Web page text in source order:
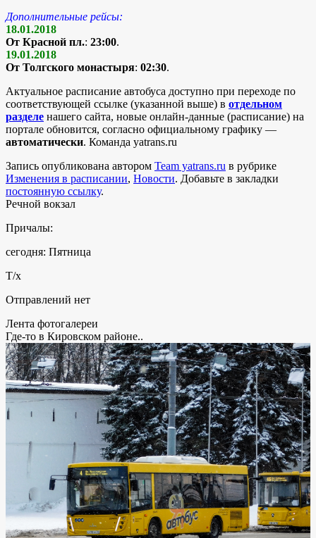
Дополнительные рейсы:
18.01.2018
От Красной пл.: 23:00.
19.01.2018
От Толгского монастыря: 02:30.
Актуальное расписание автобуса доступно при переходе по
соответствующей ссылке (указанной выше) в отдельном
разделе нашего сайта, новые онлайн-данные (расписание) на
портале обновится, согласно официальному графику —
автоматически. Команда yatrans.ru
Запись опубликована автором Team yatrans.ru в рубрике
Изменения в расписании, Новости. Добавьте в закладки
постоянную ссылку.
Речной вокзал
Причалы:
сегодня: Пятница
Т/х
Отправлений нет
Лента фотогалереи
Где-то в Кировском районе..